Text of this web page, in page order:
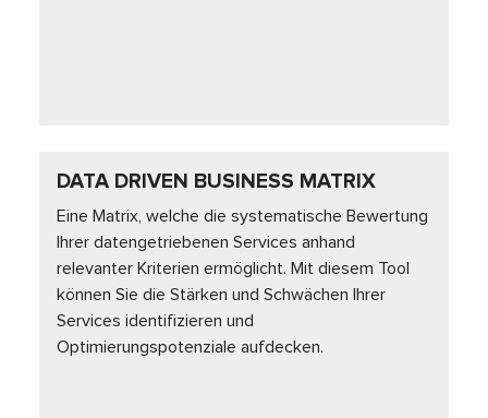
DATA DRIVEN BUSINESS MATRIX
Eine Matrix, welche die systematische Bewertung
Ihrer datengetriebenen Services anhand
relevanter Kriterien ermöglicht. Mit diesem Tool
können Sie die Stärken und Schwächen Ihrer
Services identifizieren und
Optimierungspotenziale aufdecken.